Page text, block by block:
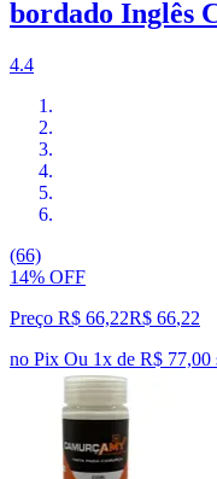
bordado Inglês
4.4
(66)
14% OFF
Preço R$ 66,22R$ 66,22
no Pix Ou 1x de R$ 77,00